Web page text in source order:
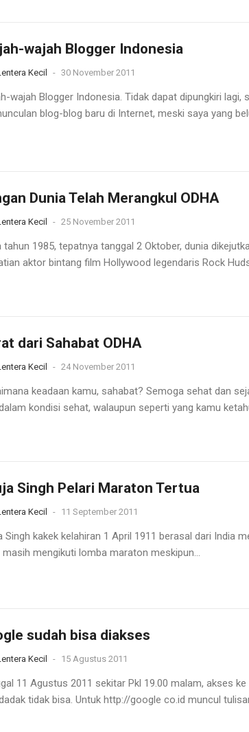
wajah Blogger Indonesia
Kecil - 30 November 2011
wajah Blogger Indonesia. Tidak dapat dipungkiri lagi,
blog-blog baru di Internet, meski saya yang
Dunia Telah Merangkul ODHA
Kecil - 25 November 2011
tahun 1985, tepatnya tanggal 2 Oktober, dunia
aktor bintang film Hollywood legendaris Rock
dari Sahabat ODHA
Kecil - 24 November 2011
keadaan kamu, sahabat? Semoga sehat dan
kondisi sehat, walaupun seperti yang kamu
Singh Pelari Maraton Tertua
Kecil - 11 September 2011
Singh kakek kelahiran 1 April 1911 berasal dari India
masih mengikuti lomba maraton meskipun...
sudah bisa diakses
Kecil - 15 Agustus 2011
11 Agustus 2011 sekitar Pkl 19.00 malam, akses
tidak bisa. Untuk http://google co.id muncul